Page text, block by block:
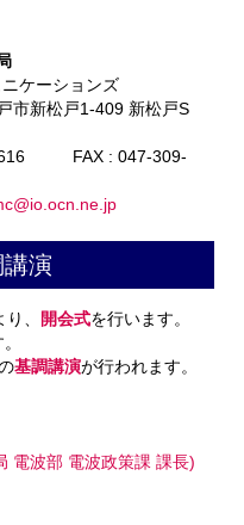
ケーションズ
市新松戸1-409 新松戸S
FAX : 047-309-
演
、 開会式を行います。
基調講演が行われます。
電波部 電波政策課 課長)